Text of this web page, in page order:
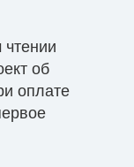
об
оплате